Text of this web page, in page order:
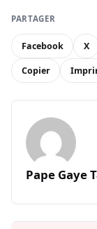
PARTAGER
Facebook X
Copier
Pape Gaye